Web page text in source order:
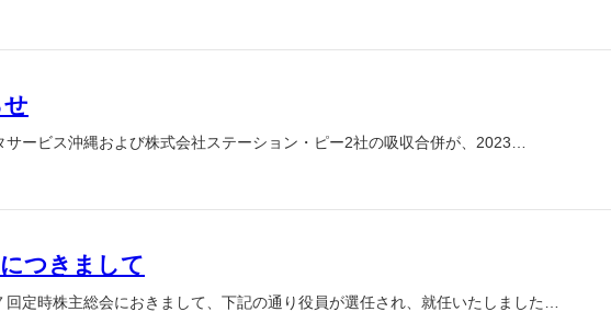
ービス沖縄および株式会社ステーション・ピー2社の吸収合併が、2023…
つきまして
定時株主総会におきまして、下記の通り役員が選任され、就任いたしました…